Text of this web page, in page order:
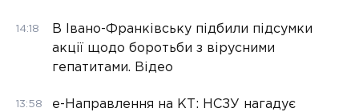
14:18
В Івано-Франківську підбили підсумки
акції щодо боротьби з вірусними
гепатитами. Відео
13:58
е-Направлення на КТ: НСЗУ нагадує